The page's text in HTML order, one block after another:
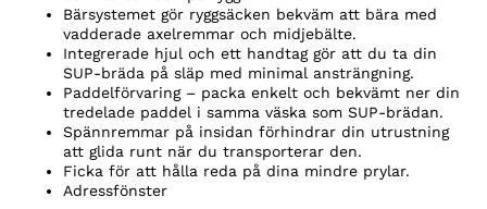
Bärsystemet gör ryggsäcken bekväm att bära med
vadderade axelremmar och midjebälte.
Integrerade hjul och ett handtag gör att du ta din
SUP-bräda på släp med minimal ansträngning.
Paddelförvaring – packa enkelt och bekvämt ner din
tredelade paddel i samma väska som SUP-brädan.
Spännremmar på insidan förhindrar din utrustning
att glida runt när du transporterar den.
Ficka för att hålla reda på dina mindre prylar.
Adressfönster